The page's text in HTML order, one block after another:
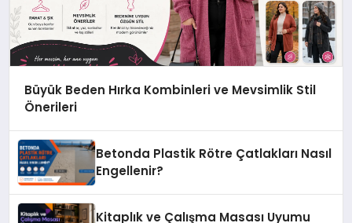
Büyük Beden Hırka Kombinleri ve Mevsimlik Stil
Önerileri
Betonda Plastik Rötre Çatlakları Nasıl
Engellenir?
Kitaplık ve Çalışma Masası Uyumu